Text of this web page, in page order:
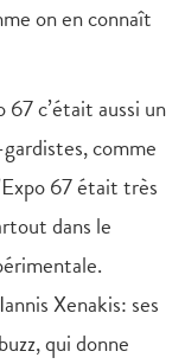
on en connaît
c’était aussi un
comme
67 était très
dans le
Xenakis: ses
qui donne